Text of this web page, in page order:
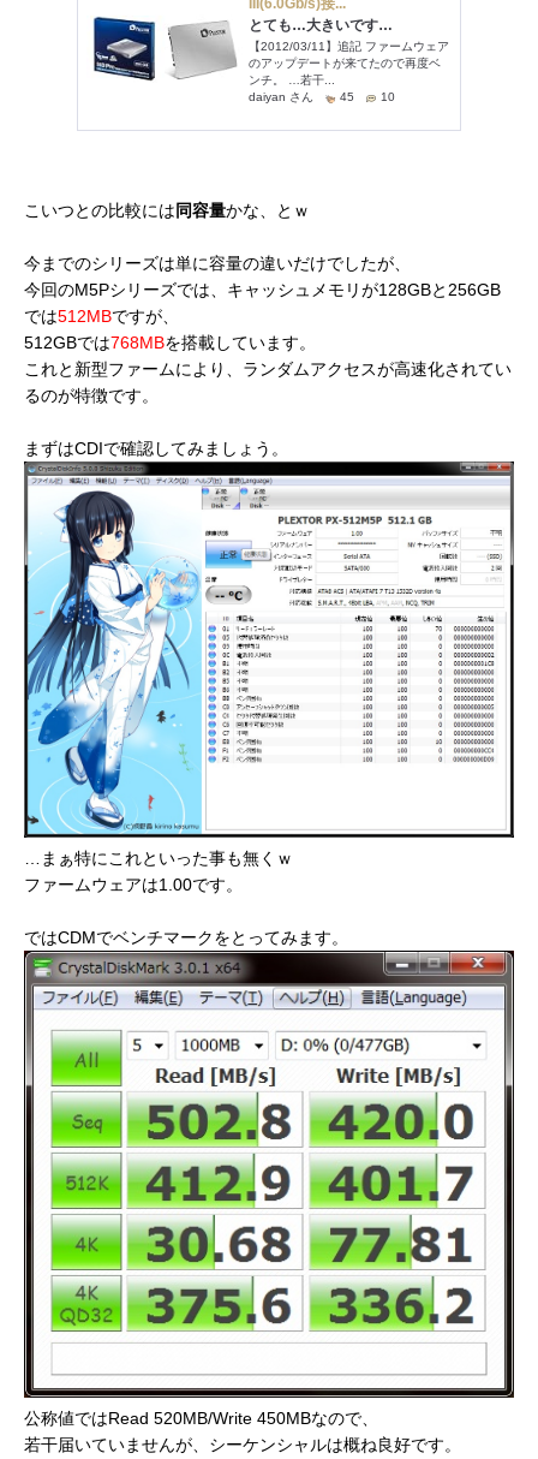
こいつとの比較には同容量かな、とｗ
今までのシリーズは単に容量の違いだけでしたが、
今回のM5Pシリーズでは、キャッシュメモリが128GBと256GB
では512MBですが、
512GBでは768MBを搭載しています。
これと新型ファームにより、ランダムアクセスが高速化されてい
るのが特徴です。
まずはCDIで確認してみましょう。
…まぁ特にこれといった事も無くｗ
ファームウェアは1.00です。
ではCDMでベンチマークをとってみます。
公称値ではRead 520MB/Write 450MBなので、
若干届いていませんが、シーケンシャルは概ね良好です。